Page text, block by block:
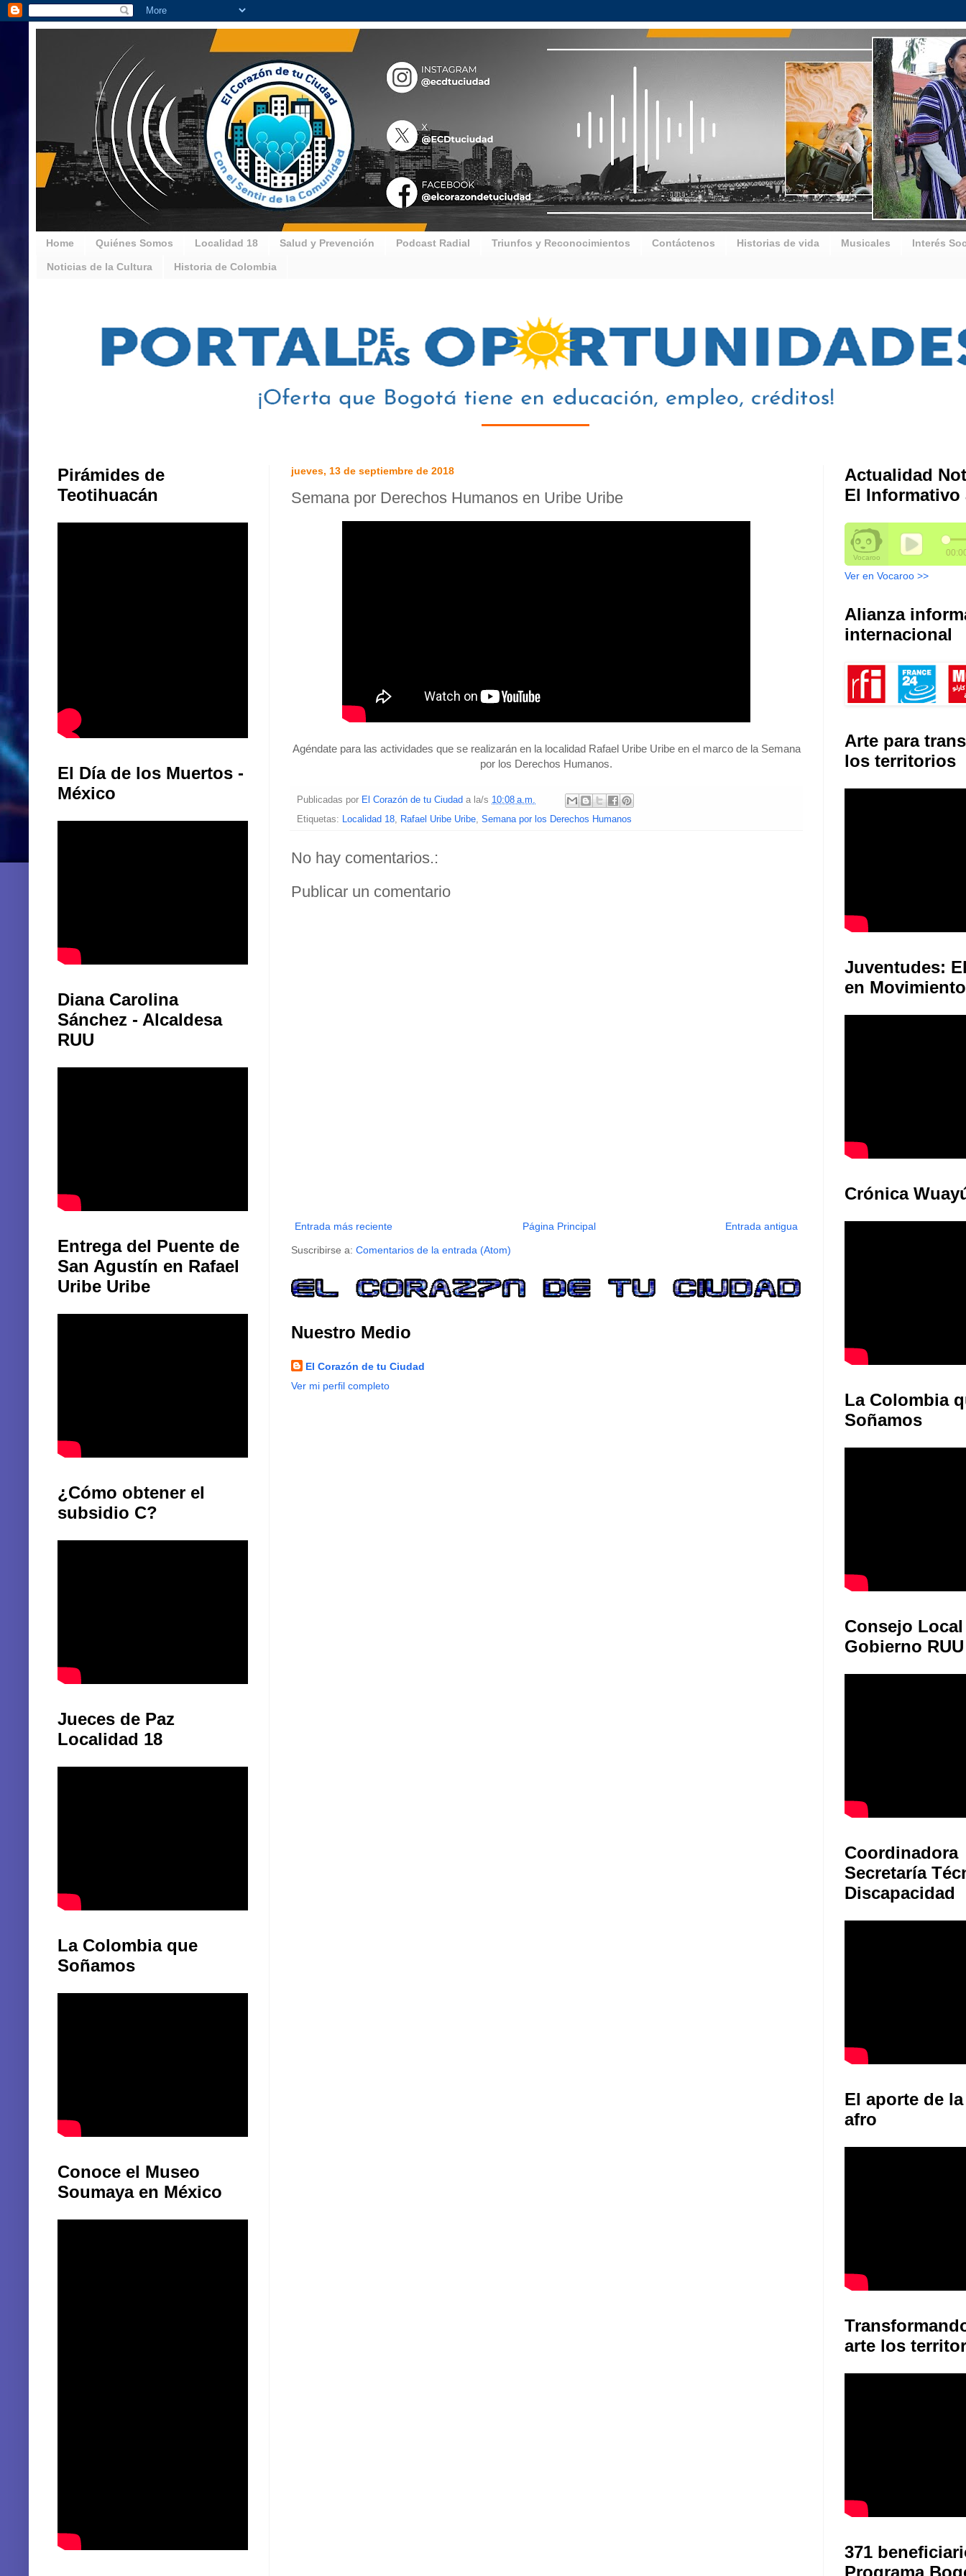
Home Quiénes Somos Localidad 18 Salud y Prevención Podcast Radial Triunfos y Reconocimientos Contáctenos Historias de vida Musicales Interés
Noticias de la Cultura Historia de Colombia
jueves, 13 de septiembre de 2018
Semana por Derechos Humanos en Uribe Uribe
Agéndate para las actividades que se realizarán en la localidad Rafael Uribe Uribe en el marco de la Semana
por los Derechos Humanos.
Publicadas por El Corazón de tu Ciudad a la/s 10:08 a.m.
Etiquetas: Localidad 18, Rafael Uribe Uribe, Semana por los Derechos Humanos
No hay comentarios.:
Publicar un comentario
Entrada más reciente Entrada antigua
Página Principal
Suscribirse a: Comentarios de la entrada (Atom)
Nuestro Medio
El Corazón de tu Ciudad
Ver mi perfil completo
Pirámides de
Teotihuacán
El Día de los Muertos -
México
Diana Carolina
Sánchez - Alcaldesa
RUU
Entrega del Puente de
San Agustín en Rafael
Uribe Uribe
¿Cómo obtener el
subsidio C?
Jueces de Paz
Localidad 18
La Colombia que
Soñamos
Conoce el Museo
Soumaya en México
Actualidad
El Informativo
Ver en Vocaroo >>
Alianza
internacional
Arte para
los territorios
Juventudes:
en Movimiento
Crónica
La Colombia
Soñamos
Consejo
Gobierno RUU
Coordinadora
Secretaría
Discapacidad
El aporte de
afro
arte los
371